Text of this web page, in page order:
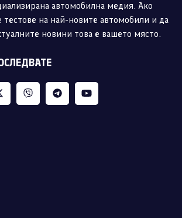
автомобилна медия. Ако
тестове на най-новите автомобили и да
новини това е вашето място.